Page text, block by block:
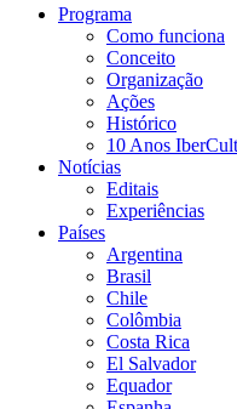
Programa
Como funciona
Conceito
Organização
Ações
Histórico
10 Anos
Notícias
Editais
Experiências
Países
Argentina
Brasil
Chile
Colômbia
Costa Rica
El Salvador
Equador